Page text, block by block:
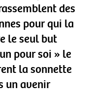
des
pour qui la
le seul but
pour soi » le
la sonnette
un avenir